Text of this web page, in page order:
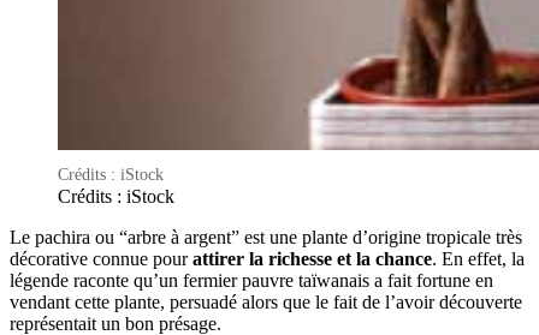
Crédits : iStock
Crédits : iStock
Le pachira ou “arbre à argent” est une plante d’origine tropicale très
décorative connue pourattirer la richesse et la chance. En effet, la
légende raconte qu’un fermier pauvre taïwanais a fait fortune en
vendant cette plante, persuadé alors que le fait de l’avoir découverte
représentait un bon présage.